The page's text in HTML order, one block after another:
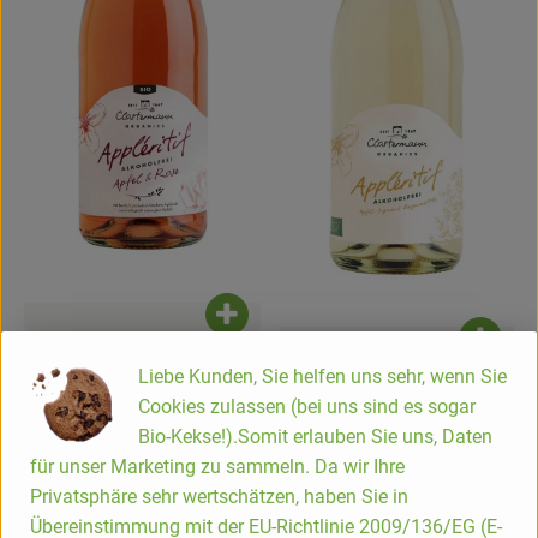
, Preis:
8,54 €/ 0,75 l
Appléritif Apfel & Rose -
alkoholfrei
, Herkunft:
DV , Referenzpreis:
Produkt zum Warenkorb hinzufügen
, Preis:
9,49 € / 0,75 l
Appléritif Apfel Ingwer &
Bergamotte - alkoholfrei
, Herkunft:
, Verband: , Kontrollstelle:
DE-ÖKO-007
Liebe Kunden, Sie helfen uns sehr, wenn Sie
Cookies zulassen (bei uns sind es sogar
Bio-Kekse!).Somit erlauben Sie uns, Daten
für unser Marketing zu sammeln. Da wir Ihre
Privatsphäre sehr wertschätzen, haben Sie in
Übereinstimmung mit der EU-Richtlinie 2009/136/EG (E-